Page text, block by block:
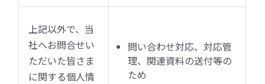
上記以外で、当
社へお問合せい
ただいた皆さま
に関する個人情
問い合わせ対応、対応管
理、関連資料の送付等の
ため